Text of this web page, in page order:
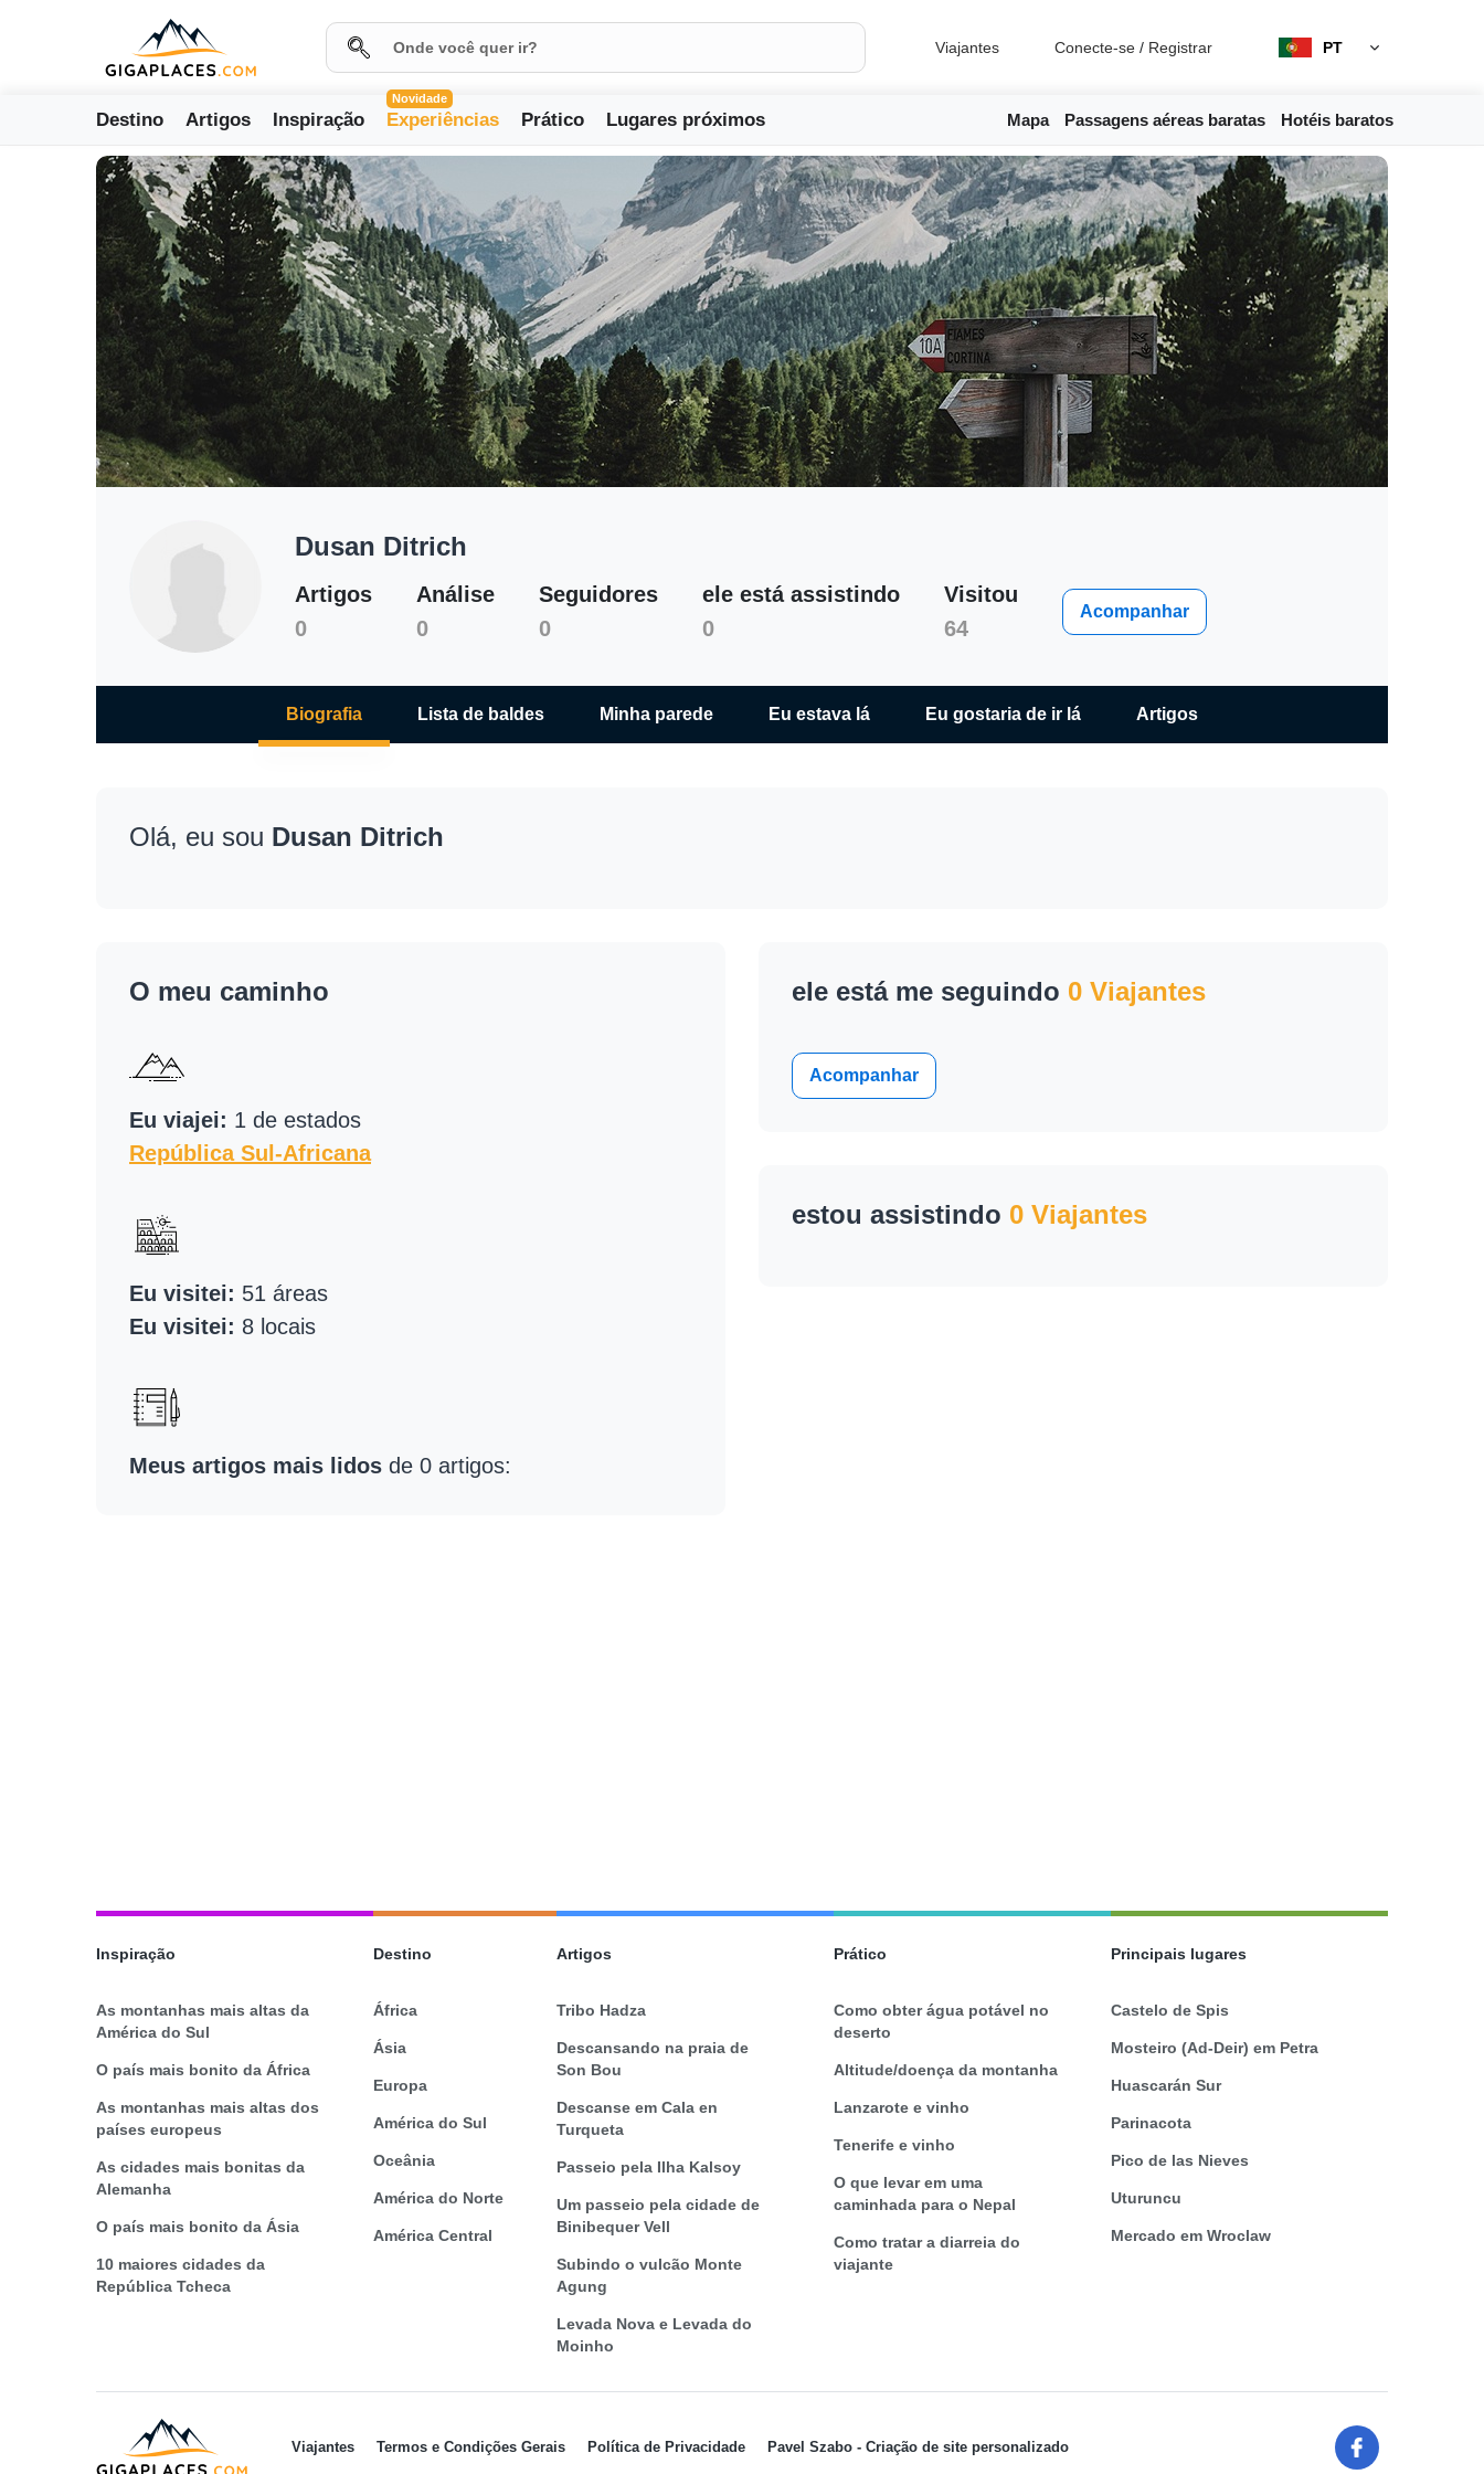
Viajantes Conecte-se / Registrar PT
Destino Artigos Inspiração
Novidade
Experiências Prático Lugares próximos Mapa Passagens aéreas baratas Hotéis baratos
Dusan Ditrich
Dusan Ditrich
Artigos
0
Análise
0
Seguidores
0
ele está assistindo
0
Visitou
64
Acompanhar
Biografia Lista de baldes Minha parede Eu estava lá Eu gostaria de ir lá Artigos
Olá, eu sou Dusan Ditrich
O meu caminho
Eu viajei: 1 de estados
República Sul-Africana
Eu visitei: 51 áreas
Eu visitei: 8 locais
Meus artigos mais lidos de 0 artigos:
ele está me seguindo 0 Viajantes
Acompanhar
estou assistindo 0 Viajantes
Inspiração
As montanhas mais altas da
América do Sul
O país mais bonito da África
As montanhas mais altas dos
países europeus
As cidades mais bonitas da
Alemanha
O país mais bonito da Ásia
10 maiores cidades da
República Tcheca
Destino
África
Ásia
Europa
América do Sul
Oceânia
América do Norte
América Central
Artigos
Tribo Hadza
Descansando na praia de
Son Bou
Descanse em Cala en
Turqueta
Passeio pela Ilha Kalsoy
Um passeio pela cidade de
Binibequer Vell
Subindo o vulcão Monte
Agung
Levada Nova e Levada do
Moinho
Prático
Como obter água potável no
deserto
Altitude/doença da montanha
Lanzarote e vinho
Tenerife e vinho
O que levar em uma
caminhada para o Nepal
Como tratar a diarreia do
viajante
Principais lugares
Castelo de Spis
Mosteiro (Ad-Deir) em Petra
Huascarán Sur
Parinacota
Pico de las Nieves
Uturuncu
Mercado em Wroclaw
Viajantes Termos e Condições Gerais Política de Privacidade Pavel Szabo - Criação de site personalizado